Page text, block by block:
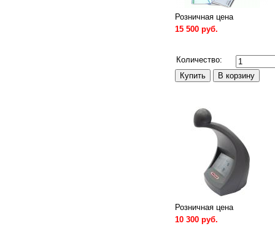
Розничная цена
15 500 руб.
Количество:
Розничная цена
10 300 руб.